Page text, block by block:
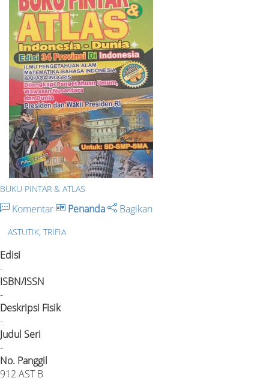
BUKU PINTAR & ATLAS
Komentar Penanda Bagikan
ASTUTIK, TRIFIA
Edisi
-
ISBN/ISSN
-
Deskripsi Fisik
-
Judul Seri
-
No. Panggil
912 AST B